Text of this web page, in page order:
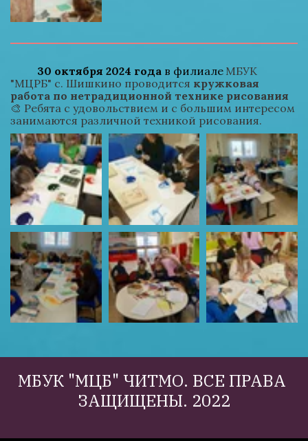
30 октября 2024 года в филиале МБУК
"МЦРБ" с. Шишкино проводится кружковая
работа по нетрадиционной технике рисования
🎨 Ребята с удовольствием и с большим интересом
занимаются различной техникой рисования.
МБУК "МЦБ" ЧИТМО. ВСЕ ПРАВА
ЗАЩИЩЕНЫ. 2022